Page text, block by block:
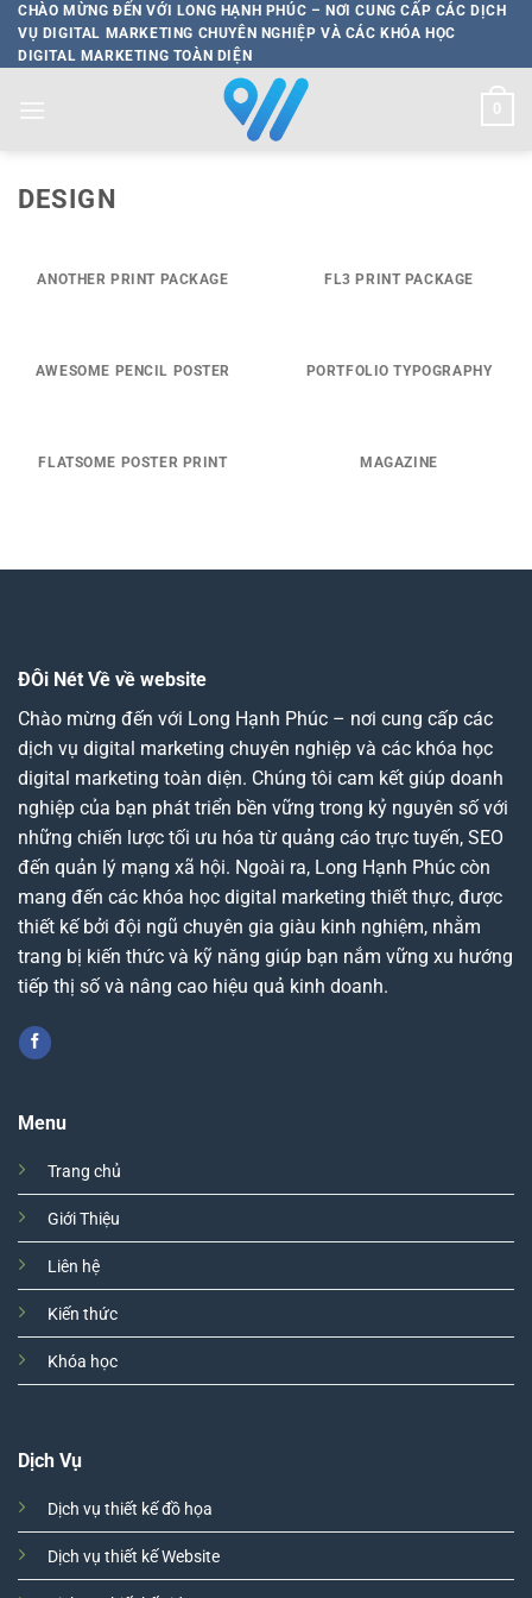
Bỏ
qua
nội
CHÀO MỪNG ĐẾN VỚI LONG HẠNH PHÚC – NƠI CUNG CẤP CÁC DỊCH
VỤ DIGITAL MARKETING CHUYÊN NGHIỆP VÀ CÁC KHÓA HỌC
DIGITAL MARKETING TOÀN DIỆN
0
DESIGN
ANOTHER PRINT PACKAGE FL3 PRINT PACKAGE
AWESOME PENCIL POSTER PORTFOLIO TYPOGRAPHY
FLATSOME POSTER PRINT MAGAZINE
ĐÔi Nét Về về website
Chào mừng đến với Long Hạnh Phúc – nơi cung cấp các
dịch vụ digital marketing chuyên nghiệp và các khóa học
digital marketing toàn diện. Chúng tôi cam kết giúp doanh
nghiệp của bạn phát triển bền vững trong kỷ nguyên số với
những chiến lược tối ưu hóa từ quảng cáo trực tuyến, SEO
đến quản lý mạng xã hội. Ngoài ra, Long Hạnh Phúc còn
mang đến các khóa học digital marketing thiết thực, được
thiết kế bởi đội ngũ chuyên gia giàu kinh nghiệm, nhằm
trang bị kiến thức và kỹ năng giúp bạn nắm vững xu hướng
tiếp thị số và nâng cao hiệu quả kinh doanh.
Menu
Trang chủ
Giới Thiệu
Liên hệ
Kiến thức
Khóa học
Dịch Vụ
Dịch vụ thiết kế đồ họa
Dịch vụ thiết kế Website